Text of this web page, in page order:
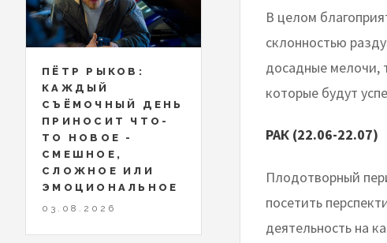
В целом
склонностью
досадные мелочи,
которые будут
РАК (22.06-22.07)
Плодотворный
посетить
деятельность на
ПЁТР РЫКОВ:
КАЖДЫЙ
СЪЁМОЧНЫЙ ДЕНЬ
ПРИНОСИТ ЧТО-
ТО НОВОЕ -
СМЕШНОЕ,
СЛОЖНОЕ ИЛИ
ЭМОЦИОНАЛЬНОЕ
03.08.2026